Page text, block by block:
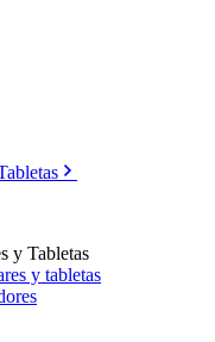
y Tabletas
y tabletas